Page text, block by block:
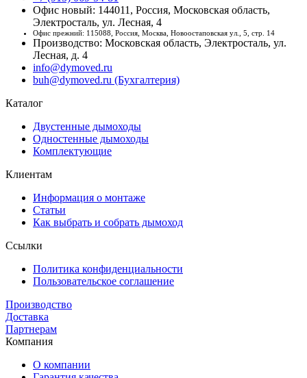
Офис новый: 144011, Россия, Московская область,
Электросталь, ул. Лесная, 4
Офис прежний: 115088, Россия, Москва, Новоостаповская ул., 5, стр. 14
Производство: Московская область, Электросталь, ул.
Лесная, д. 4
info@dymoved.ru
buh@dymoved.ru (Бухгалтерия)
Каталог
Двустенные дымоходы
Одностенные дымоходы
Комплектующие
Клиентам
Информация о монтаже
Статьи
Как выбрать и собрать дымоход
Ссылки
Политика конфиденциальности
Пользовательское соглашение
Производство
Доставка
Партнерам
Компания
О компании